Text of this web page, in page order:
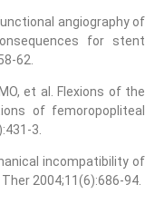
angiography of
for stent
62.
et al. Flexions of the
of femoropopliteal
3.
incompatibility of
2004;11(6):686-94.